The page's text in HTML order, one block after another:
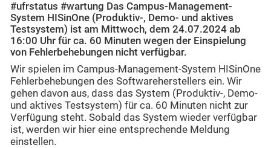
#ufrstatus #wartung Das Campus-Management-
System HISinOne (Produktiv-, Demo- und aktives
Testsystem) ist am Mittwoch, dem 24.07.2024 ab
16:00 Uhr für ca. 60 Minuten wegen der Einspielung
von Fehlerbehebungen nicht verfügbar.
Wir spielen im Campus-Management-System HISinOne
Fehlerbehebungen des Softwareherstellers ein. Wir
gehen davon aus, dass das System (Produktiv-, Demo-
und aktives Testsystem) für ca. 60 Minuten nicht zur
Verfügung steht. Sobald das System wieder verfügbar
ist, werden wir hier eine entsprechende Meldung
einstellen.